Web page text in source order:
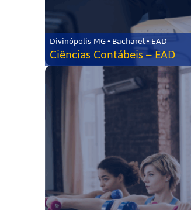
Divinópolis-MG • Bacharel • EAD
Ciências Contábeis – EAD